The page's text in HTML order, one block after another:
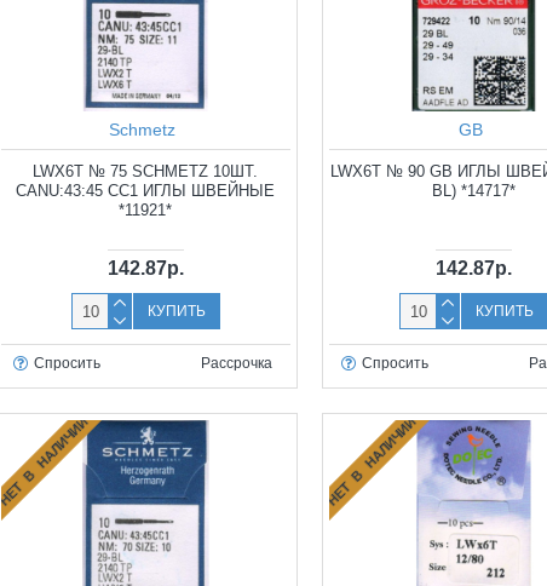
Schmetz
LWX6T № 75 SCHMETZ 10ШТ.
CANU:43:45 CC1 ИГЛЫ ШВЕЙНЫЕ
*11921*
142.87р.
КУПИТЬ
Спросить Рассрочка
GB
LWX6T № 90 GB ИГЛЫ
BL) *14717*
142.87р.
КУПИТЬ
Спросить
НЕТ В НАЛИЧИИ НЕТ В НАЛИЧИИ